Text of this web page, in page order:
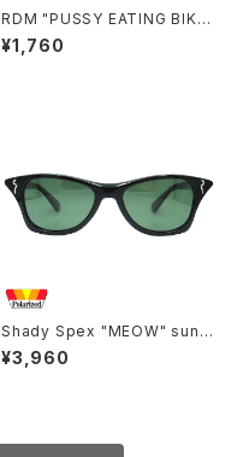
RDM "PUSSY EATING BIKE
R" Reflective Sticker
¥1,760
Shady Spex "MEOW" sungl
asses, Shiny Black w/Polar
ized G15 lenses
¥3,960